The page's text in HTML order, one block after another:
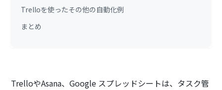
Trelloを使ったその他の自動化例
まとめ
TrelloやAsana、Google スプレッドシートは、タスク管